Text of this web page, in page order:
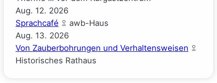
Aug. 12. 2026
Sprachcafé
awb-Haus
Aug. 13. 2026
Von Zauberbohrungen und Verhaltensweisen
Historisches Rathaus